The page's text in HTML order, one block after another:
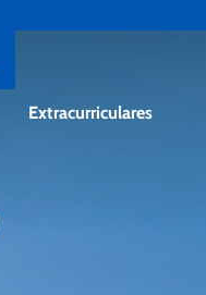
Extracurriculares